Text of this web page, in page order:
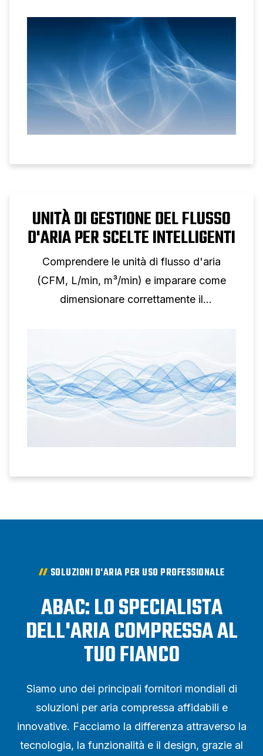
UNITÀ DI GESTIONE DEL FLUSSO
D'ARIA PER SCELTE INTELLIGENTI
Comprendere le unità di flusso d'aria
(CFM, L/min, m³/min) e imparare come
dimensionare correttamente il
SOLUZIONI D'ARIA PER USO PROFESSIONALE
ABAC: LO SPECIALISTA
DELL'ARIA COMPRESSA AL
TUO FIANCO
Siamo uno dei principali fornitori mondiali di
soluzioni per aria compressa affidabili e
innovative. Facciamo la differenza attraverso la
tecnologia, la funzionalità e il design, grazie al